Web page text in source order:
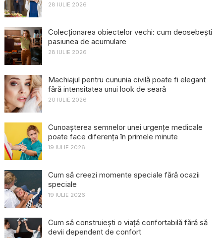
28 IULIE 2026
Colecționarea obiectelor vechi: cum deosebești
pasiunea de acumulare
28 IULIE 2026
Machiajul pentru cununia civilă poate fi elegant
fără intensitatea unui look de seară
20 IULIE 2026
Cunoașterea semnelor unei urgențe medicale
poate face diferența în primele minute
19 IULIE 2026
Cum să creezi momente speciale fără ocazii
speciale
19 IULIE 2026
Cum să construiești o viață confortabilă fără să
devii dependent de confort